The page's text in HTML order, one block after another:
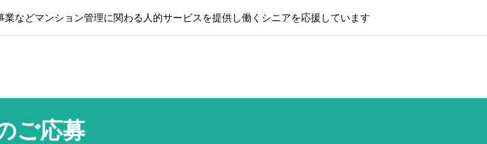
などマンション管理に関わる人的サービスを提供し働くシニアを応援しています
ご応募